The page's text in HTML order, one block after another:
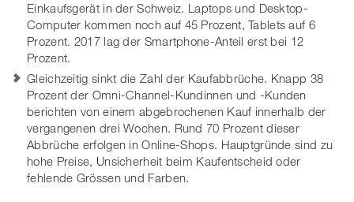
Einkaufsgerät in der Schweiz. Laptops und Desktop-
Computer kommen noch auf 45 Prozent, Tablets auf 6
Prozent. 2017 lag der Smartphone-Anteil erst bei 12
Prozent.
Gleichzeitig sinkt die Zahl der Kaufabbrüche. Knapp 38
Prozent der Omni-Channel-Kundinnen und -Kunden
berichten von einem abgebrochenen Kauf innerhalb der
vergangenen drei Wochen. Rund 70 Prozent dieser
Abbrüche erfolgen in Online-Shops. Hauptgründe sind zu
hohe Preise, Unsicherheit beim Kaufentscheid oder
fehlende Grössen und Farben.